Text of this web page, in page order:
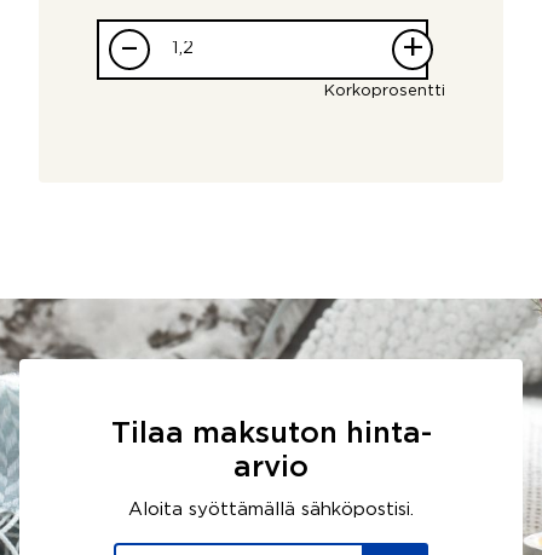
– +
Korkoprosentti
Tilaa maksuton hinta-
arvio
Aloita syöttämällä sähköpostisi.